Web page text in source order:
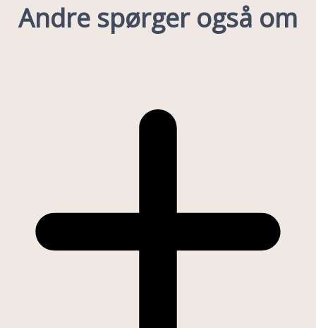
Andre spørger også om